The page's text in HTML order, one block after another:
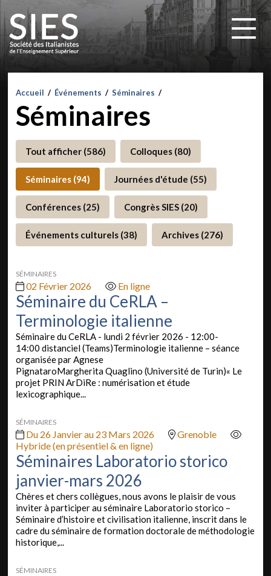
Accueil / Événements / Séminaires /
Séminaires
Tout afficher (586) Colloques (80)
Séminaires (94) Journées d'étude (55)
Conférences (25) Congrès SIES (20)
Événements culturels (38) Archives (276)
SÉMINAIRES
02 Février 2026 En ligne
Séminaire du CeRLA –
Terminologie italienne
Séminaire du CeRLA - lundi 2 février 2026 - 12:00-
14:00 distanciel (Teams)Terminologie italienne – séance
organisée par Agnese
PignataroMargherita Quaglino (Université de Turin)« Le
projet PRIN ArDiRe : numérisation et étude
lexicographique...
SÉMINAIRES
Du 26 Janvier au 23 Mars 2026
Grenoble
Hybride (en présentiel & en ligne)
Séminaires Laboratorio storico
janvier-mars 2026
Chères et chers collègues, nous avons le plaisir de vous
inviter à participer au séminaire Laboratorio storico –
Séminaire d’histoire et civilisation italienne, inscrit dans le
cadre du séminaire de formation doctorale de méthodologie
historique,...
SÉMINAIRES